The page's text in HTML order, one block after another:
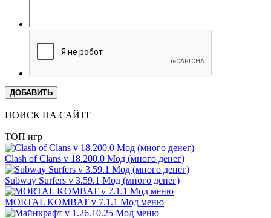
ДОБАВИТЬ
ПОИСК НА САЙТЕ
ТОП игр
Clash of Clans v 18.200.0 Мод (много денег)
Subway Surfers v 3.59.1 Мод (много денег)
MORTAL KOMBAT v 7.1.1 Мод меню